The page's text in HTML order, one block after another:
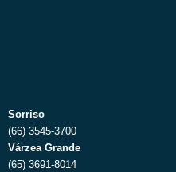
Sorriso
(66) 3545-3700
Várzea Grande
(65) 3691-8014